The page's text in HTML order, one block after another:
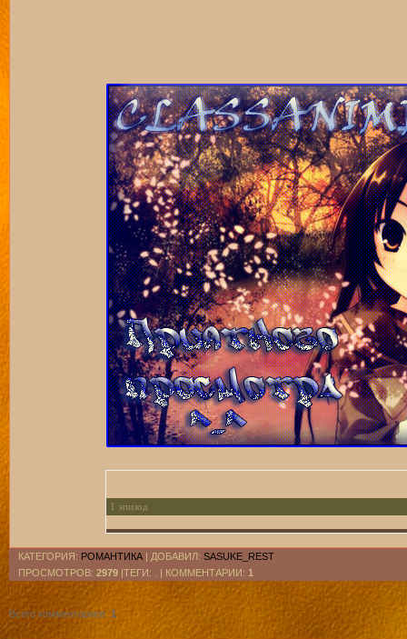
1 эпизод
2 эпизод
3 эпизод
4 эпизод
5 эпизод
КАТЕГОРИЯ: РОМАНТИКА | ДОБАВИЛ: SASUKE_REST
ПРОСМОТРОВ: 2979 |ТЕГИ: . | КОММЕНТАРИИ: 1
Всего комментариев: 1